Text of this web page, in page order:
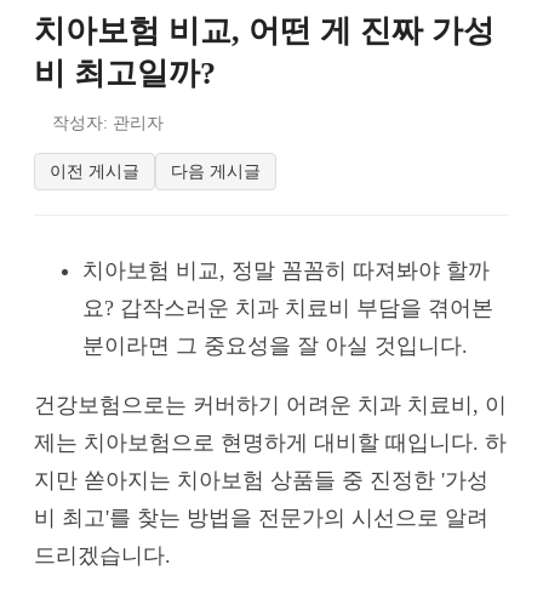
치아보험 비교, 어떤 게 진짜 가성
비 최고일까?
작성자: 관리자
이전 게시글 다음 게시글
치아보험 비교, 정말 꼼꼼히 따져봐야 할까
요? 갑작스러운 치과 치료비 부담을 겪어본
분이라면 그 중요성을 잘 아실 것입니다.
건강보험으로는 커버하기 어려운 치과 치료비, 이
제는 치아보험으로 현명하게 대비할 때입니다. 하
지만 쏟아지는 치아보험 상품들 중 진정한 '가성
비 최고'를 찾는 방법을 전문가의 시선으로 알려
드리겠습니다.